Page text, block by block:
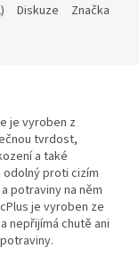
Diskuze Značka
je vyroben z
tvrdost,
a také
proti cizím
potraviny na něm
je vyroben ze
nepřijímá chutě ani